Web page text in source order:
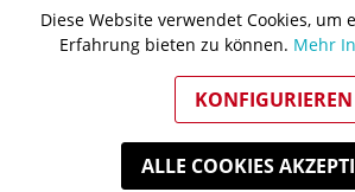
Diese Website verwendet Cookies, um
Erfahrung bieten zu können. Mehr
KONFIGURIEREN
ALLE COOKIES